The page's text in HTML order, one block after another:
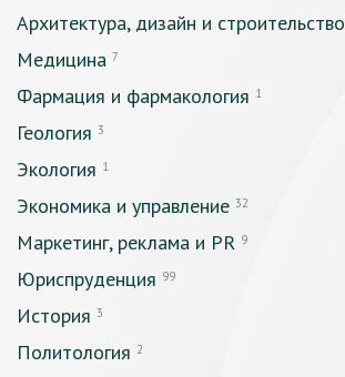
Архитектура, дизайн и строительство
Медицина 7
Фармация и фармакология 1
Геология 3
Экология 1
Экономика и управление 32
Маркетинг, реклама и PR 9
Юриспруденция 99
История 3
Политология 2